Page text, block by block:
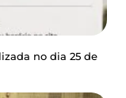
no dia 25 de